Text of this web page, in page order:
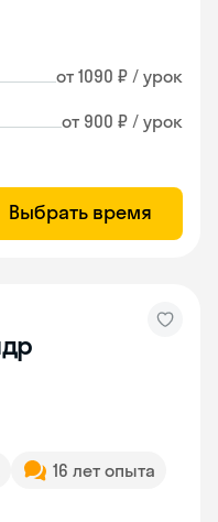
от 1090 ₽ / урок
от 900 ₽ / урок
Выбрать время
16 лет опыта